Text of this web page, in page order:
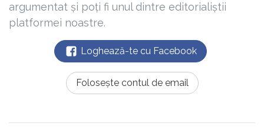
argumentat și poți fi unul dintre editorialiștii
platformei noastre.
Loghează-te cu Facebook
Folosește contul de email